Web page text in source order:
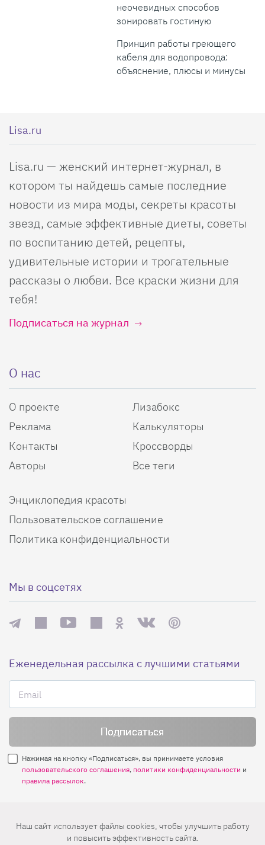
неочевидных способов
зонировать гостиную
Принцип работы греющего
кабеля для водопровода:
объяснение, плюсы и минусы
Lisa.ru
Lisa.ru — женский интернет-журнал, в
котором ты найдешь самые последние
новости из мира моды, секреты красоты
звезд, самые эффективные диеты, советы
по воспитанию детей, рецепты,
удивительные истории и трогательные
рассказы о любви. Все краски жизни для
тебя!
Подписаться на журнал
О нас
О проекте
Реклама
Контакты
Авторы
Лизабокс
Калькуляторы
Кроссворды
Все теги
Энциклопедия красоты
Пользовательское соглашение
Политика конфиденциальности
Мы в соцсетях
Еженедельная рассылка с лучшими статьями
Нажимая на кнопку «Подписаться», вы принимаете условия
пользовательского соглашения, политики конфиденциальности и
правила рассылок.
Нашли ошибку? Выделите ее и нажмите
Наш сайт использует файлы cookies, чтобы улучшить работу
и повысить эффективность сайта.